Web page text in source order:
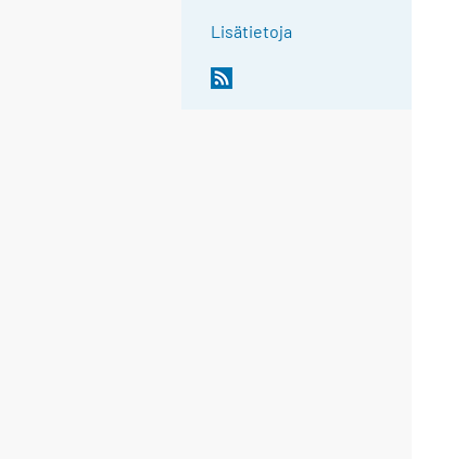
Lisätietoja